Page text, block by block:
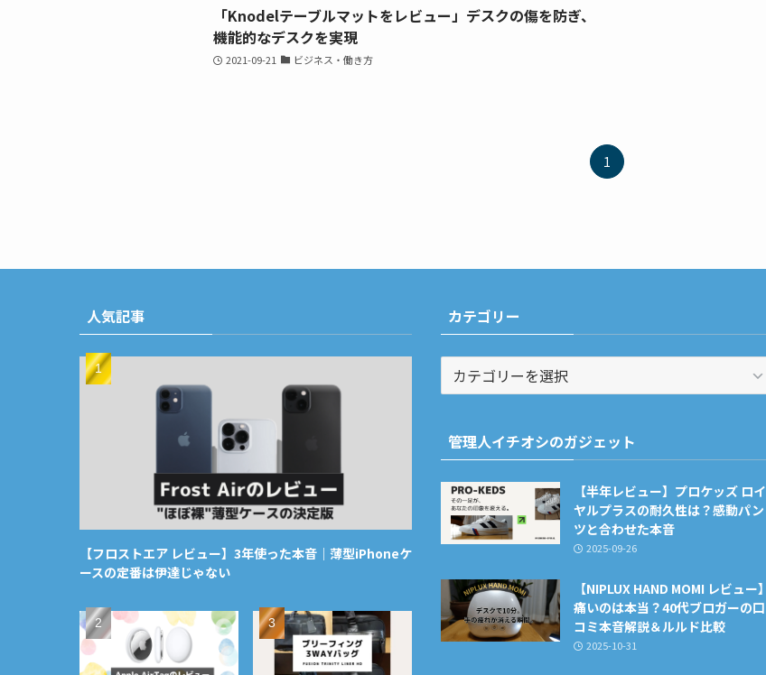
「Knodelテーブルマットをレビュー」デスクの傷を防ぎ、
機能的なデスクを実現
2021-09-21 ビジネス・働き方
1
人気記事
【フロストエア レビュー】3年使った本音｜薄型iPhoneケ
ースの定番は伊達じゃない
カテゴリー
テ
リ
ー
管理人イチオシのガジェット
【半年レビュー】プロケッズ ロイ
ヤルプラスの耐久性は？感動パン
ツと合わせた本音
2025-09-26
【NIPLUX HAND MOMI レビュー】
痛いのは本当？40代ブロガーの口
コミ本音解説＆ルルド比較
2025-10-31